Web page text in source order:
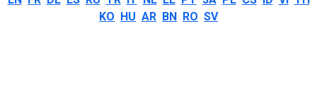
KO HU AR BN RO SV